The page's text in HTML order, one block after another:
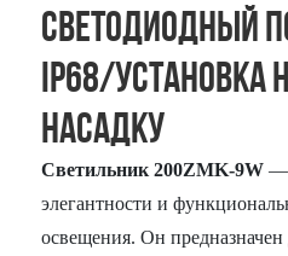
светодиодный
IP68/установка
насадку
Светильник 200ZMK-9W —
элегантности и
освещения. Он предназначен